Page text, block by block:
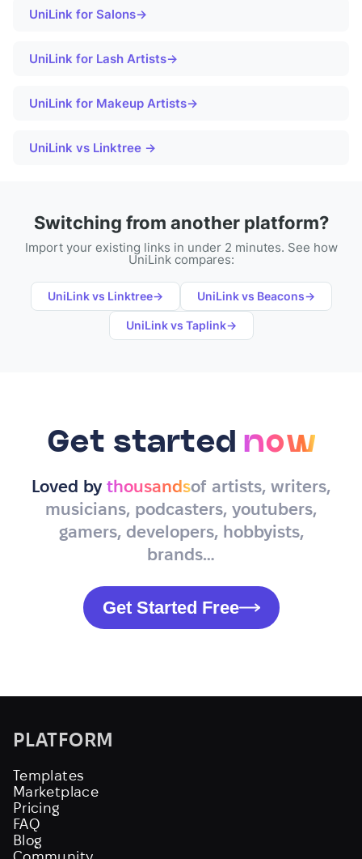
UniLink for Salons→
UniLink for Lash Artists→
UniLink for Makeup Artists→
UniLink vs Linktree →
Switching from another platform?
Import your existing links in under 2 minutes. See how
UniLink compares:
UniLink vs Linktree→ UniLink vs Beacons→
UniLink vs Taplink→
Get started now
Loved by thousandsof artists, writers,
musicians, podcasters, youtubers,
gamers, developers, hobbyists,
brands…
Get Started Free
PLATFORM
Templates
Marketplace
Pricing
FAQ
Blog
Community